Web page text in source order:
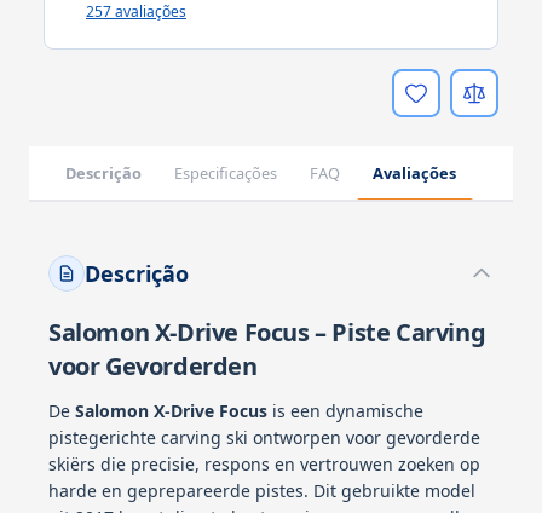
257 avaliações
Descrição Especificações FAQ Avaliações
Descrição
Salomon X-Drive Focus – Piste Carving
voor Gevorderden
De Salomon X-Drive Focus is een dynamische
pistegerichte carving ski ontworpen voor gevorderde
skiërs die precisie, respons en vertrouwen zoeken op
harde en geprepareerde pistes. Dit gebruikte model